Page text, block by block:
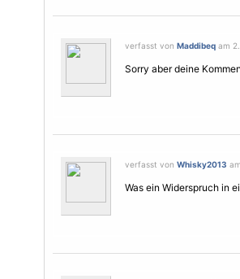
verfasst von Maddibeq am
Sorry aber deine
verfasst von Whisky2013
Was ein Widerspruch in